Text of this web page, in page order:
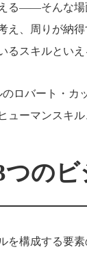
る――そんな
え、周りが納
るスキルといえ
バート・カ
ューマンスキ
つの
を構成する要